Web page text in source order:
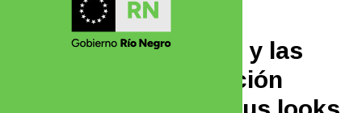
Antonela Roccuzzo,
Valentina Cervantes y las
mujeres de la Selección